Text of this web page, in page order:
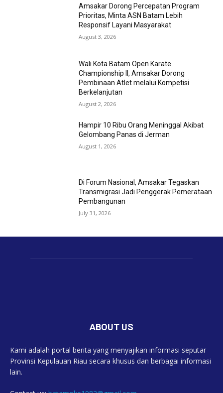
Amsakar Dorong Percepatan Program
Prioritas, Minta ASN Batam Lebih
Responsif Layani Masyarakat
August 3, 2026
Wali Kota Batam Open Karate
Championship II, Amsakar Dorong
Pembinaan Atlet melalui Kompetisi
Berkelanjutan
August 2, 2026
Hampir 10 Ribu Orang Meninggal Akibat
Gelombang Panas di Jerman
August 1, 2026
Di Forum Nasional, Amsakar Tegaskan
Transmigrasi Jadi Penggerak Pemerataan
Pembangunan
July 31, 2026
ABOUT US
Kami adalah portal berita yang menyajikan informasi seputar
Provinsi Kepulauan Riau secara khusus dan berbagai informasi
lain.